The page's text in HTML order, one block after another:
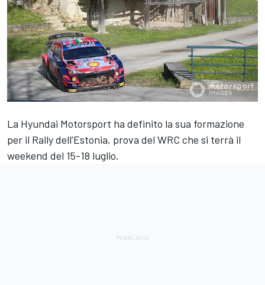
La Hyundai Motorsport ha definito la sua formazione
per il Rally dell'Estonia, prova del WRC che si terrà il
weekend del 15-18 luglio.